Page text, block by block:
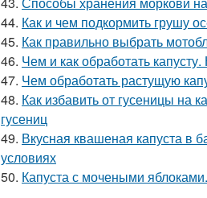
44. Как и чем подкормить грушу
45. Как правильно выбрать
46. Чем и как обработать
47. Чем обработать растущую
48. Как избавить от гусеницы на
гусениц
49. Вкусная квашеная капуста в
условиях
50. Капуста с мочеными